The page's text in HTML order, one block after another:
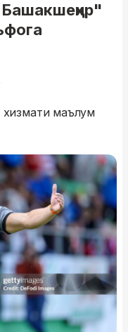
хизмати маълум